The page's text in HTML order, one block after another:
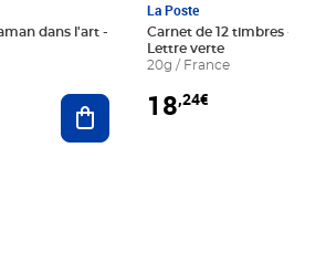
dans l'art -
Ajouter au panier
La Poste
Carnet de 12 timbres - Le
Lettre verte
20g / France
18,24€